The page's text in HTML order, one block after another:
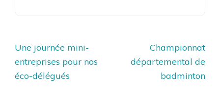
Navigation
de
l’article
Une journée mini-
entreprises pour nos
éco-délégués
Championnat
départemental de
badminton